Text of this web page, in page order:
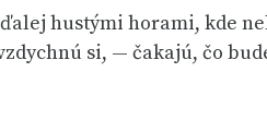
hustými horami, kde
si, — čakajú, čo